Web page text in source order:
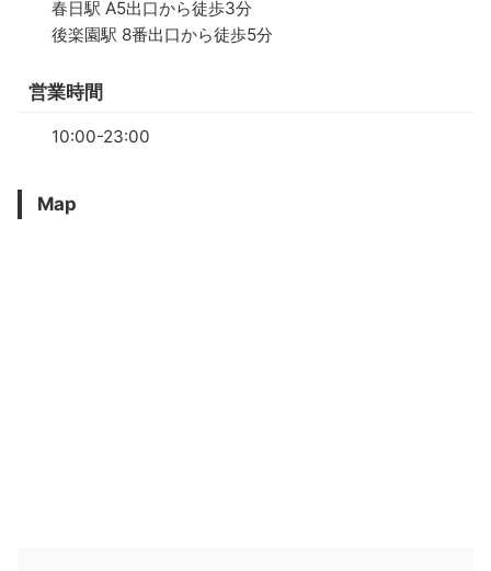
春日駅 A5出口から徒歩3分
後楽園駅 8番出口から徒歩5分
営業時間
10:00-23:00
Map